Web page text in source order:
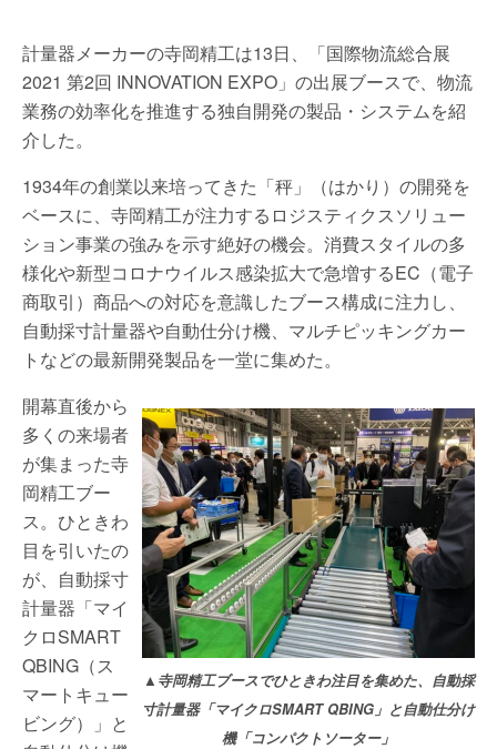
計量器メーカーの寺岡精工は13日、「国際物流総合展
2021 第2回 INNOVATION EXPO」の出展ブースで、物流
業務の効率化を推進する独自開発の製品・システムを紹
介した。
1934年の創業以来培ってきた「秤」（はかり）の開発を
ベースに、寺岡精工が注力するロジスティクスソリュー
ション事業の強みを示す絶好の機会。消費スタイルの多
様化や新型コロナウイルス感染拡大で急増するEC（電子
商取引）商品への対応を意識したブース構成に注力し、
自動採寸計量器や自動仕分け機、マルチピッキングカー
トなどの最新開発製品を一堂に集めた。
▲寺岡精工ブースでひときわ注目を集めた、自動採
寸計量器「マイクロSMART QBING」と自動仕分け
機「コンパクトソーター」
開幕直後から
多くの来場者
が集まった寺
岡精工ブー
ス。ひときわ
目を引いたの
が、自動採寸
計量器「マイ
クロSMART
QBING（ス
マートキュー
ビング）」と